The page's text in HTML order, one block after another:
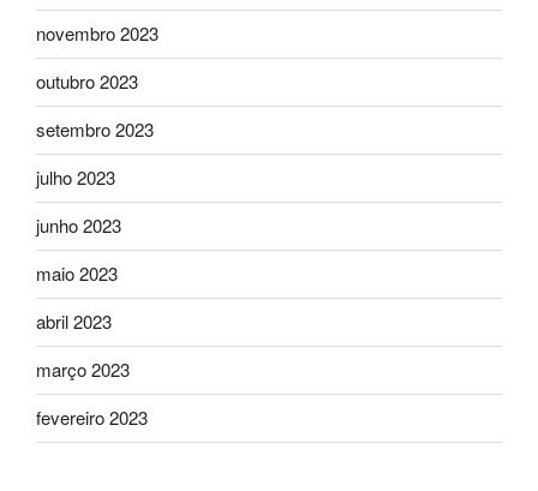
novembro 2023
outubro 2023
setembro 2023
julho 2023
junho 2023
maio 2023
abril 2023
março 2023
fevereiro 2023